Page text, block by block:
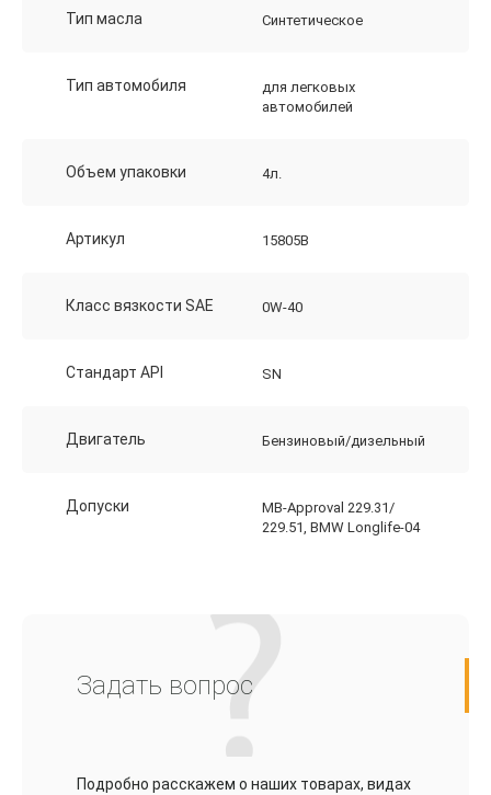
Тип масла Синтетическое
Тип автомобиля
для легковых
автомобилей
Объем упаковки 4л.
Артикул 15805B
Класс вязкости SAE 0W-40
Стандарт API SN
Двигатель Бензиновый/дизельный
Допуски
MB-Approval 229.31/
229.51, BMW Longlife-04
Задать вопрос
Подробно расскажем о наших товарах, видах